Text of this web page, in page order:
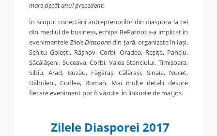
mare decât anul precedent:
În scopul conectării antreprenorilor din diaspora la cei
din mediul de business, echipa RePatriot s-a implicat în
evenimenteleZilele Diasporeidin țară, organizate în Iași,
Schitu Golești, Râșnov, Corbi, Oradea, Reșița, Panciu,
Săcălășeni, Suceava, Corbi, Valea Stanciului, Timișoara,
Sibiu, Arad, Buzău, Făgăraș, Călărași, Sinaia, Nucet,
Dăbuleni, Codlea, Roman. Mai multe detalii despre
fiecare eveniment pot fi văzute în linkurile de mai jos.
Zilele Diasporei 2017